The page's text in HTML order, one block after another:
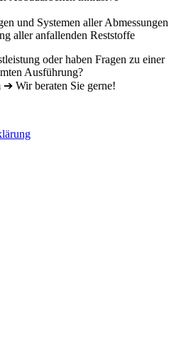
und Systemen aller Abmessungen
aller anfallenden Reststoffe
oder haben Fragen zu einer
Ausführung?
Wir beraten Sie gerne!